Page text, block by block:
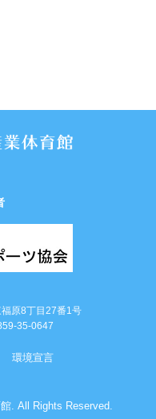
原8丁目27番1号
35-0647
環境宣言
. All Rights Reserved.